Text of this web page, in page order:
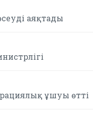
аяқтады
ұшуы өтті